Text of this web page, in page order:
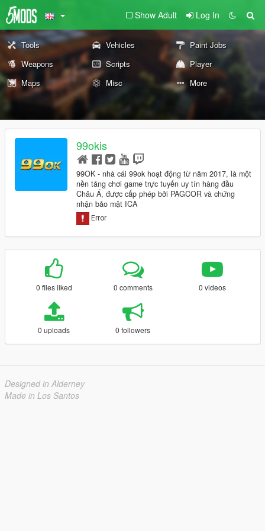
Show Adult Log In
Tools Vehicles
Paint Jobs
Weapons
Scripts
Player
Maps
Misc More
99okis
99OK - nhà cái 99ok hoạt động từ năm 2017, là một
nền tảng chơi game trực tuyến uy tín hàng đầu
Châu Á, được cấp phép bởi PAGCOR và chứng
nhận bảo mật ICA
0 files liked 0 comments 0 videos
0 uploads 0 followers
Designed in Alderney
Made in Los Santos